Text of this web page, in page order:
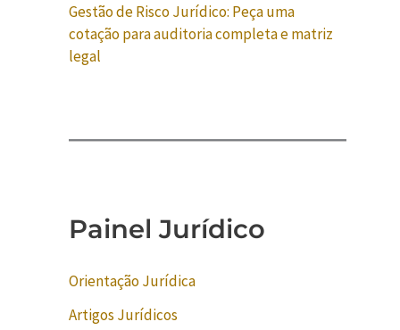
Gestão de Risco Jurídico: Peça uma
cotação para auditoria completa e matriz
legal
Painel Jurídico
Orientação Jurídica
Artigos Jurídicos